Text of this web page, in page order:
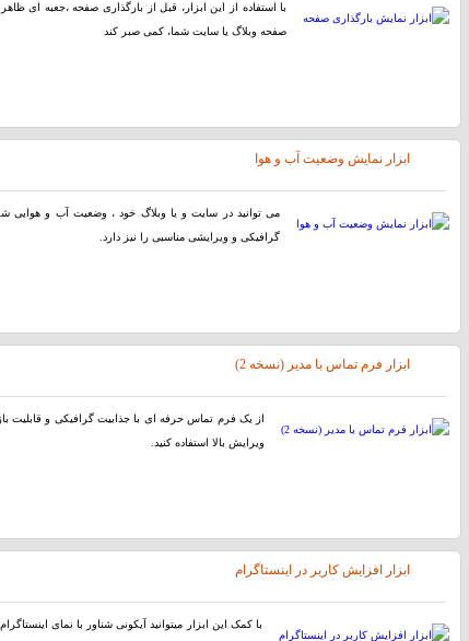
با استفاده از اين ابزار، قبل از بارگذاری صفحه ،جعبه ای
صفحه وبلاگ یا سایت شما، کمی صبر کند
ابزار نمایش وضعیت آب و هوا
می توانید در سایت و یا وبلاگ خود ، وضعیت آب و هوایی
گرافیکی و ویرایشی مناسبی را نیز دارد.
ابزار فرم تماس با مدیر (نسخه 2)
از یک فرم تماس حرفه ای با جذابیت گرافیکی و قابلیت
ویرایش بالا استفاده کنید.
ابزار افزایش کاربر در اینستاگرام
با کمک این ابزار میتوانید آیکونی شناور با نمای